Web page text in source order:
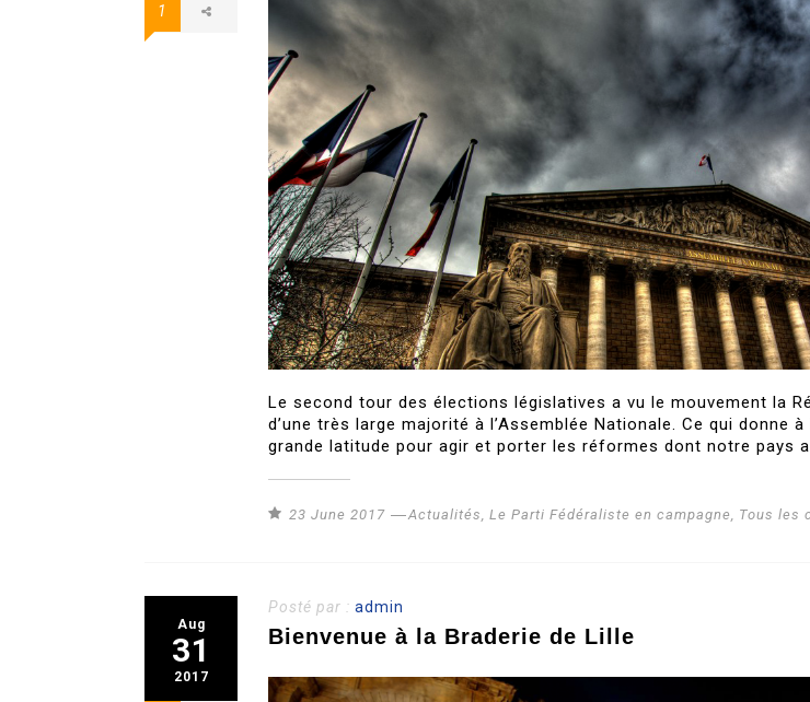
1
Le second tour des élections législatives a vu le mouvement la
d’une très large majorité à l’Assemblée Nationale. Ce qui donne
grande latitude pour agir et porter les réformes dont notre pays
23 June 2017 Actualités Le Parti Fédéraliste en campagne Tous les
Aug
31
2017
Posté par : admin
Bienvenue à la Braderie de Lille